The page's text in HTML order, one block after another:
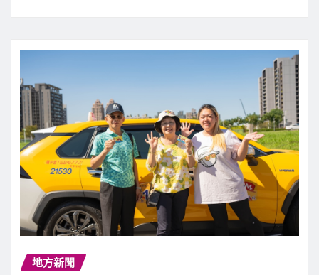
地方新聞